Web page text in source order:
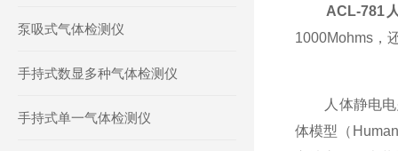
泵吸式气体检测仪
手持式数显多种气体检测仪
手持式单一气体检测仪
ACL-781
1000Mohms，
人体静电
体模型（